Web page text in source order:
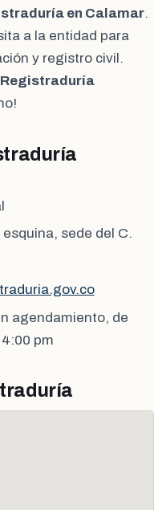
en Calamar.
a la entidad para
y registro civil.
Registraduría
sede del C.
agendamiento, de
pm